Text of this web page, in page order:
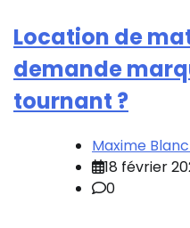
Location de
demande
tournant ?
Maxime
18 février
0